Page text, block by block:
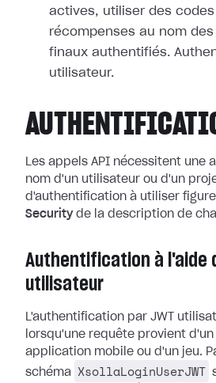
actives, utiliser des
récompenses au nom
finaux authentifiés.
utilisateur.
Les appels API nécessitent une
nom d'un utilisateur ou d'un
d'authentification à utiliser
Securityde la description de
Authentification à l'aide
utilisateur
L'authentification par JWT
lorsqu'une requête provient
application mobile ou d'un jeu.
schéma
XsollaLoginUserJWT